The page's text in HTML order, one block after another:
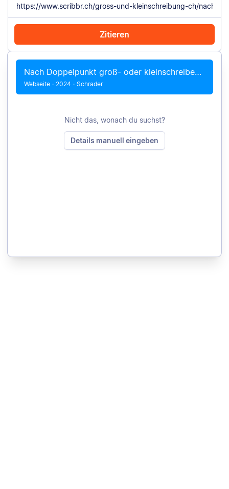
Zitieren
Mit Chrome zitieren Manuell zitieren
Nach Doppelpunkt groß- oder kleinschreiben? Beachte 5 Fälle
Webseite · 2024 · Schrader
Nicht das, wonach du suchst?
Details manuell eingeben